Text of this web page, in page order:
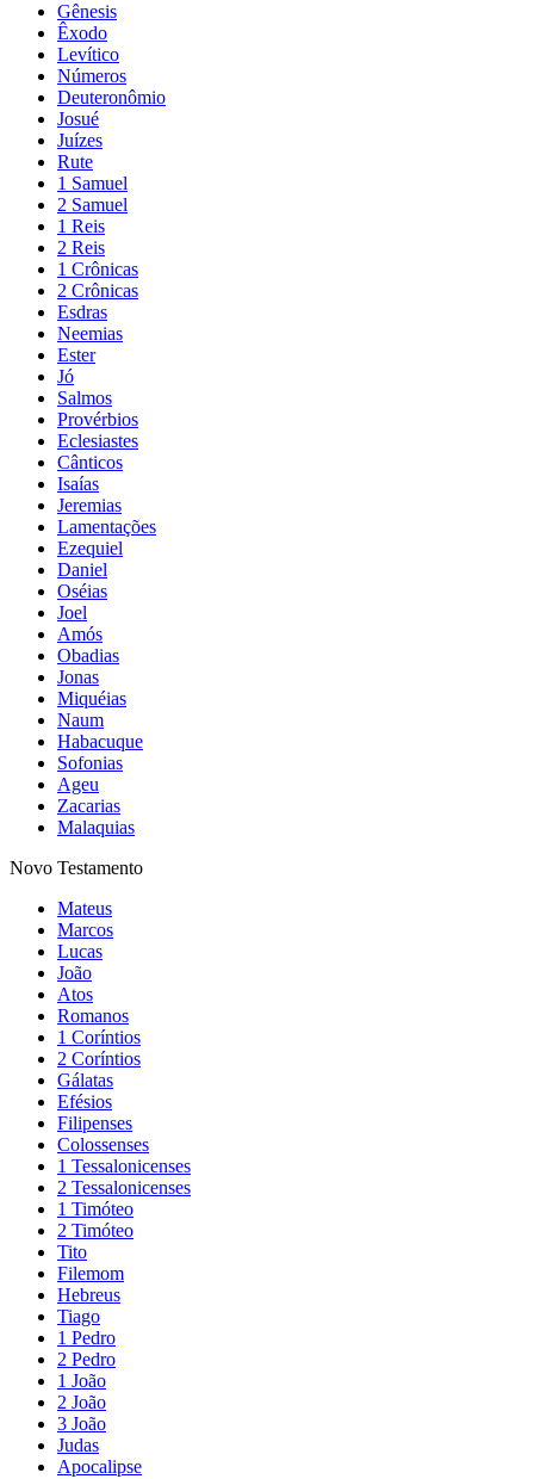
Gênesis
Êxodo
Levítico
Números
Deuteronômio
Josué
Juízes
Rute
1 Samuel
2 Samuel
1 Reis
2 Reis
1 Crônicas
2 Crônicas
Esdras
Neemias
Ester
Jó
Salmos
Provérbios
Eclesiastes
Cânticos
Isaías
Jeremias
Lamentações
Ezequiel
Daniel
Oséias
Joel
Amós
Obadias
Jonas
Miquéias
Naum
Habacuque
Sofonias
Ageu
Zacarias
Malaquias
Novo Testamento
Mateus
Marcos
Lucas
João
Atos
Romanos
1 Coríntios
2 Coríntios
Gálatas
Efésios
Filipenses
Colossenses
1 Tessalonicenses
2 Tessalonicenses
1 Timóteo
2 Timóteo
Tito
Filemom
Hebreus
Tiago
1 Pedro
2 Pedro
1 João
2 João
3 João
Judas
Apocalipse